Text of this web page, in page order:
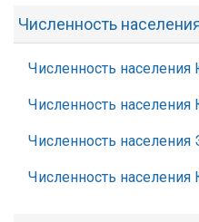
Численность
Численность
Численность населения
Численность населения
Численность